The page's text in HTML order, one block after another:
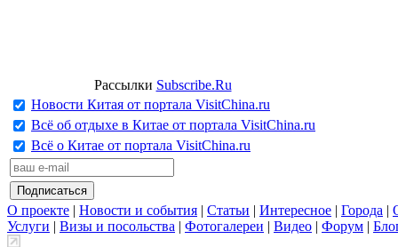
Рассылки Subscribe.Ru
Новости Китая от портала VisitChina.ru
Всё об отдыхе в Китае от портала VisitChina.ru
Всё о Китае от портала VisitChina.ru
О проекте | Новости и события | Статьи | Интересное | Города |
Услуги | Визы и посольства | Фотогалереи | Видео | Форум |